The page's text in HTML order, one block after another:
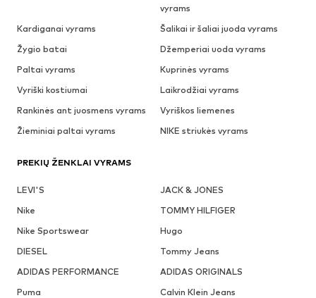
vyrams
Kardiganai vyrams
Šalikai ir šaliai juoda vyrams
Žygio batai
Džemperiai uoda vyrams
Paltai vyrams
Kuprinės vyrams
Vyriški kostiumai
Laikrodžiai vyrams
Rankinės ant juosmens vyrams
Vyriškos liemenes
Žieminiai paltai vyrams
NIKE striukės vyrams
PREKIŲ ŽENKLAI VYRAMS
LEVI'S
JACK & JONES
Nike
TOMMY HILFIGER
Nike Sportswear
Hugo
DIESEL
Tommy Jeans
ADIDAS PERFORMANCE
ADIDAS ORIGINALS
Puma
Calvin Klein Jeans